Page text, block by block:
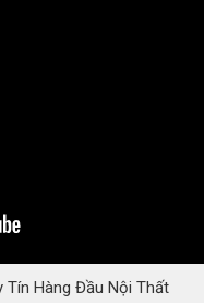
Tín Hàng Đầu Nội Thất